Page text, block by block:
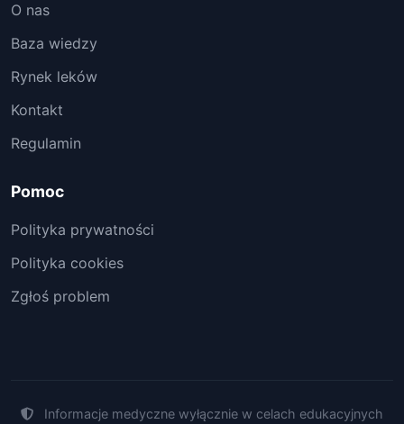
O nas
Baza wiedzy
Rynek leków
Kontakt
Regulamin
Pomoc
Polityka prywatności
Polityka cookies
Zgłoś problem
Informacje medyczne wyłącznie w celach edukacyjnych